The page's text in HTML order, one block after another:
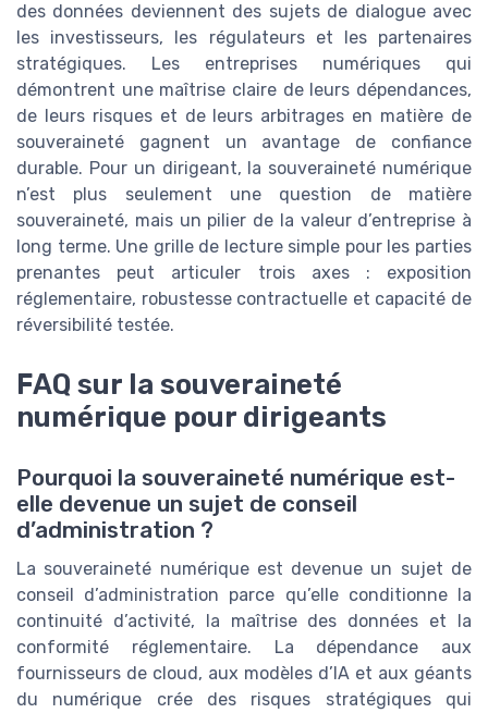
des données deviennent des sujets de dialogue avec
les investisseurs, les régulateurs et les partenaires
stratégiques. Les entreprises numériques qui
démontrent une maîtrise claire de leurs dépendances,
de leurs risques et de leurs arbitrages en matière de
souveraineté gagnent un avantage de confiance
durable. Pour un dirigeant, la souveraineté numérique
n’est plus seulement une question de matière
souveraineté, mais un pilier de la valeur d’entreprise à
long terme. Une grille de lecture simple pour les parties
prenantes peut articuler trois axes : exposition
réglementaire, robustesse contractuelle et capacité de
réversibilité testée.
FAQ sur la souveraineté
numérique pour dirigeants
Pourquoi la souveraineté numérique est-
elle devenue un sujet de conseil
d’administration ?
La souveraineté numérique est devenue un sujet de
conseil d’administration parce qu’elle conditionne la
continuité d’activité, la maîtrise des données et la
conformité réglementaire. La dépendance aux
fournisseurs de cloud, aux modèles d’IA et aux géants
du numérique crée des risques stratégiques qui